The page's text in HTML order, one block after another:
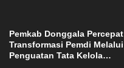
Pemkab Donggala Percepat
Transformasi Pemdi Melalui
Penguatan Tata Kelola